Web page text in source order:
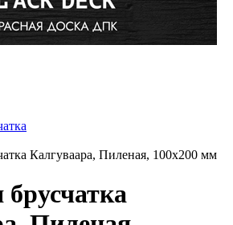
Калгуваара, Пиленая, 100x200 мм